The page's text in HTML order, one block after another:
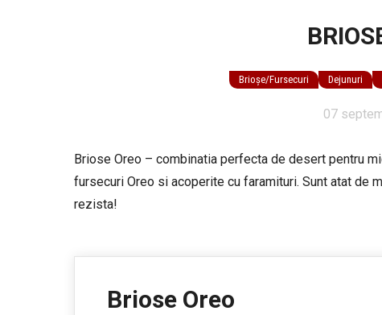
Brioșe/Fursecuri Dejunuri
07
Briose Oreo – combinatia perfecta de desert pentru
fursecuri Oreo si acoperite cu faramituri. Sunt atat de
rezista!
Briose Oreo